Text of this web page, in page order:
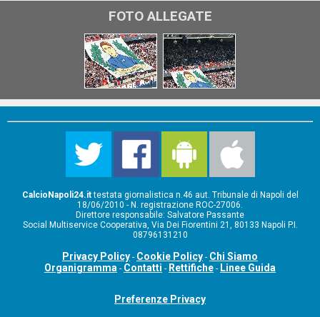
FOTO ALLEGATE
CalcioNapoli24.ittestata giornalistica n.46 aut. Tribunale di Napoli del
18/06/2010 - N. registrazione ROC-27006.
Direttore responsabile: Salvatore Passante
Social Multiservice Cooperativa, Via Dei Fiorentini 21, 80133 Napoli P.I.
08796131210
Privacy Policy - Cookie Policy - Chi Siamo
Organigramma - Contatti - Rettifiche - Linee Guida
Preferenze Privacy